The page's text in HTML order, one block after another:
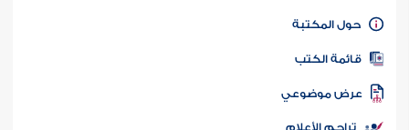
كتاب الأمة
المكتبة
الكتب